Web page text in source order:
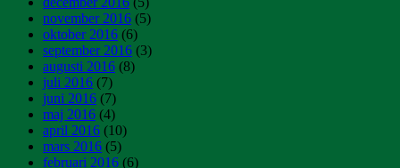
november 2016 (5)
oktober 2016 (6)
september 2016 (3)
augusti 2016 (8)
juli 2016 (7)
juni 2016 (7)
maj 2016 (4)
april 2016 (10)
mars 2016 (5)
februari 2016 (6)